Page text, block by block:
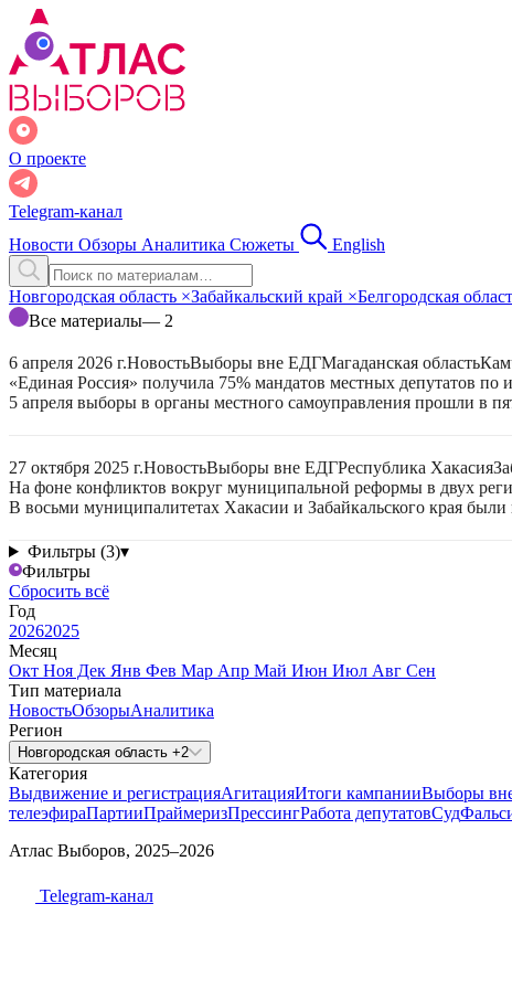
О проекте
Telegram-канал
Новости Обзоры Аналитика Сюжеты English
Новгородская область ×Забайкальский край ×Белгородская
Все материалы— 2
6 апреля 2026 г.НовостьВыборы вне ЕДГМагаданская область
«Единая Россия» получила 75% мандатов местных депутатов по
5 апреля выборы в органы местного самоуправления прошли в
27 октября 2025 г.НовостьВыборы вне ЕДГРеспублика Хакасия
На фоне конфликтов вокруг муниципальной реформы в двух
В восьми муниципалитетах Хакасии и Забайкальского края
Фильтры (3)▾
Фильтры
Сбросить всё
Год
20262025
Месяц
Окт Ноя Дек Янв Фев Мар Апр Май Июн Июл Авг Сен
Тип материала
НовостьОбзорыАналитика
Регион
Новгородская область +2
Категория
Выдвижение и регистрацияАгитацияИтоги кампанииВыборы
телеэфираПартииПраймеризПрессингРабота депутатовСуд
Атлас Выборов, 2025–2026
Telegram-канал